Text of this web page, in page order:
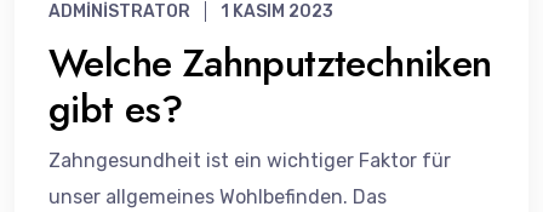
ADMINISTRATOR 1 KASIM 2023
Welche Zahnputztechniken
gibt es?
Zahngesundheit ist ein wichtiger Faktor für
unser allgemeines Wohlbefinden. Das